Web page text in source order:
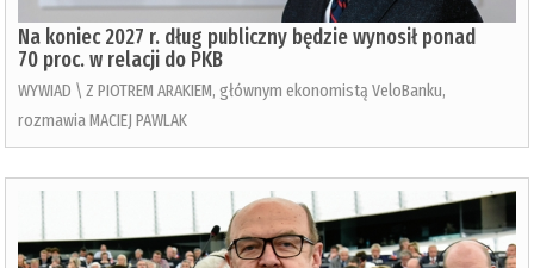
Na koniec 2027 r. dług publiczny będzie wynosił ponad
70 proc. w relacji do PKB
WYWIAD \ Z PIOTREM ARAKIEM, głównym ekonomistą VeloBanku,
rozmawia MACIEJ PAWLAK